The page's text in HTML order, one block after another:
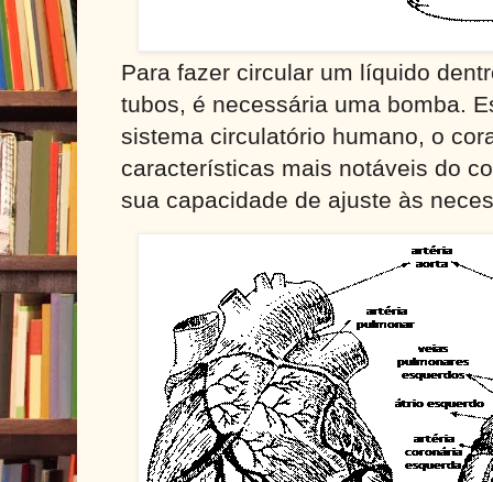
Para fazer circular um líquido
tubos, é necessária uma bomba.
sistema circulatório humano, o
características mais notáveis do
sua capacidade de ajuste às